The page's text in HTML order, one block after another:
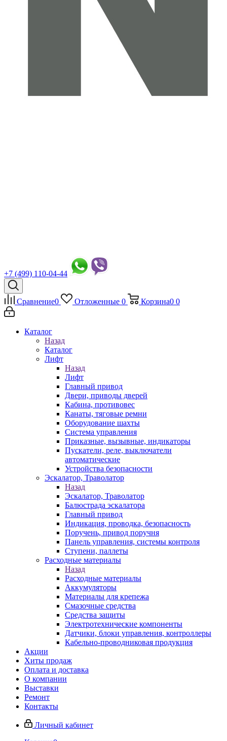
+7 (499) 110-04-44
Сравнение0 Отложенные 0 Корзина0 0
Каталог
Назад
Каталог
Лифт
Назад
Лифт
Главный привод
Двери, приводы дверей
Кабина, противовес
Канаты, тяговые ремни
Оборудование шахты
Система управления
Приказные, вызывные, индикаторы
Пускатели, реле, выключатели
автоматические
Устройства безопасности
Эскалатор, Траволатор
Назад
Эскалатор, Траволатор
Балюстрада эскалатора
Главный привод
Индикация, проводка, безопасность
Поручень, привод поручня
Панель управления, системы контроля
Ступени, паллеты
Расходные материалы
Назад
Расходные материалы
Аккумуляторы
Материалы для крепежа
Смазочные средства
Средства защиты
Электротехнические компоненты
Датчики, блоки управления, контроллеры
Кабельно-проводниковая продукция
Акции
Хиты продаж
Оплата и доставка
О компании
Выставки
Ремонт
Контакты
Личный кабинет